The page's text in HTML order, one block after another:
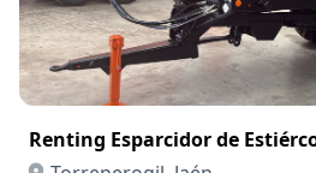
Renting Esparcidor de